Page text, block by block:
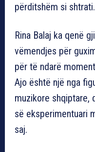
përditshëm si shtrati.
Rina Balaj ka qenë
vëmendjes për
për të ndarë
Ajo është një nga
muzikore shqiptare,
së eksperimentuari
saj.